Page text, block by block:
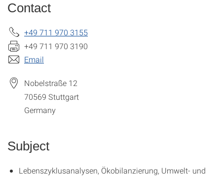
Contact
+49 711 970 3155
+49 711 970 3190
Email
Nobelstraße 12
70569 Stuttgart
Germany
Subject
Lebenszyklusanalysen, Ökobilanzierung, Umwelt- und